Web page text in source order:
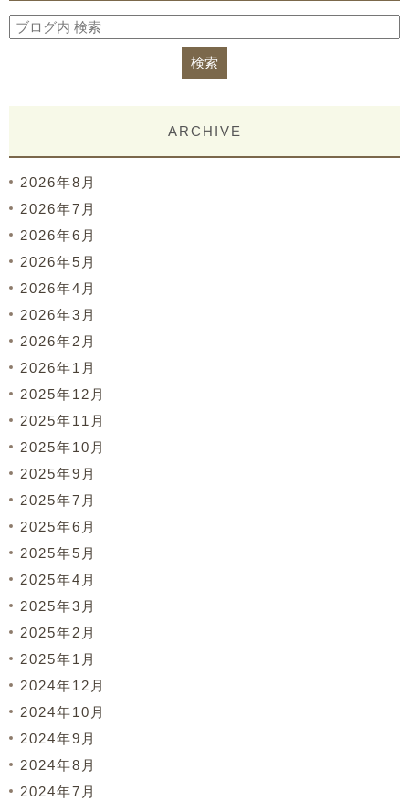
ARCHIVE
2026年8月
2026年7月
2026年6月
2026年5月
2026年4月
2026年3月
2026年2月
2026年1月
2025年12月
2025年11月
2025年10月
2025年9月
2025年7月
2025年6月
2025年5月
2025年4月
2025年3月
2025年2月
2025年1月
2024年12月
2024年10月
2024年9月
2024年8月
2024年7月